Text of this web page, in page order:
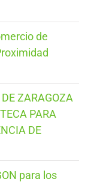
de
ZARAGOZA
PARA
DE
para los